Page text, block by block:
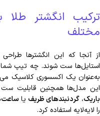
ترکیب انگشتر طلا
مختلف
از آنجا که این انگشترها طراحی
استایل‌ها ست شوند. چه تیپ شما
به‌عنوان یک اکسسوری کلاسیک
این مدل‌ها همچنین قابلیت ست
باریک، گردنبندهای ظریف یا
را لایه‌لایه استفاده کرد.